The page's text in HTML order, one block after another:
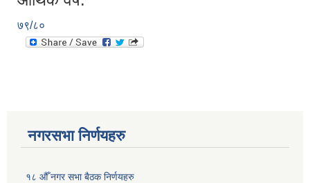
७९/८०
नगरसभा निर्णयहरु
१८ औँ नगर सभा बैठक निर्णयहरु